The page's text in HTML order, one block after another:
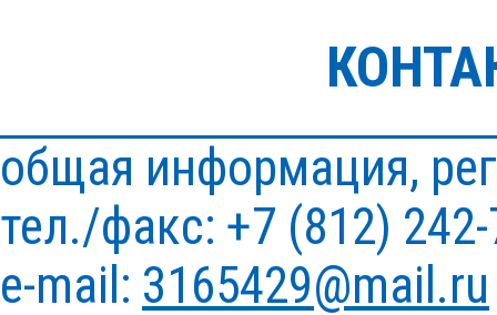
общая информация,
тел./факс: +7 (812)
e-mail: 3165429@mail.ru